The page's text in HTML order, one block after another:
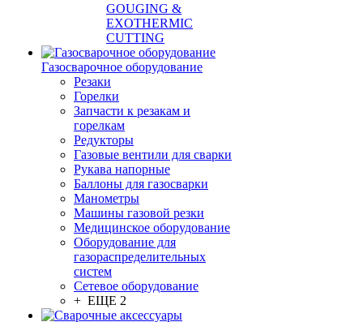
GOUGING &
EXOTHERMIC
CUTTING
Газосварочное оборудование
Резаки
Горелки
Запчасти к резакам и
горелкам
Редукторы
Газовые вентили для сварки
Рукава напорные
Баллоны для газосварки
Манометры
Машины газовой резки
Медицинское оборудование
Оборудование для
газораспределительных
систем
Сетевое оборудование
+ ЕЩЕ 2